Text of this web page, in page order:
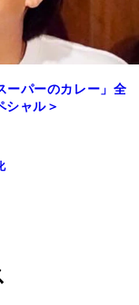
ーパーのカレー」全
シャル＞